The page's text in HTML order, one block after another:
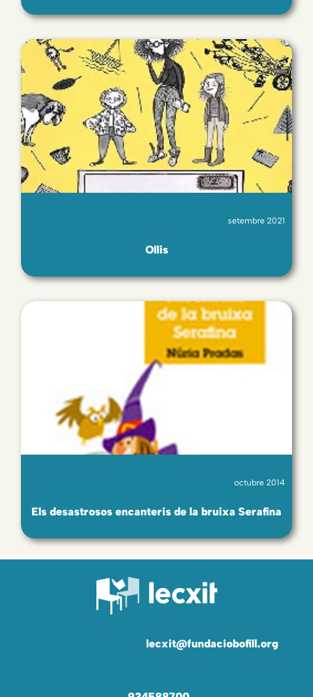
setembre 2021
Ollis
octubre 2014
Els desastrosos encanteris de la bruixa Serafina
lecxit@fundaciobofill.org